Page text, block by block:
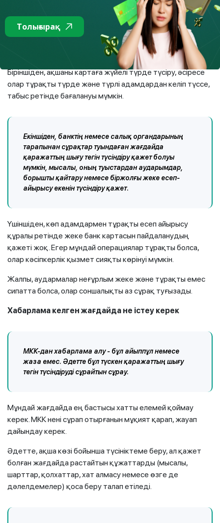
Адам кәсіпкер болмаса да, оның банктік
операциялары қалай қабылданатынын түсіну
қажет.
Біріншіден, ақшаны картаға жүйелі түрде түсіру, әсіресе
олар тұрақты түрде және түрлі адамдардан келіп түссе,
табыс ретінде бағалануы мүмкін.
Екіншіден, банктің немесе салық органдарының
тарапынан сұрақтар туындаған жағдайда
қаражаттың шығу тегін түсіндіру қажет болуы
мүмкін, мысалы, оның туыстардан аударымдар,
борышты қайтару немесе біржолғы жеке есеп-
айырысу екенін түсіндіру қажет.
Үшіншіден, көп адамдармен тұрақты есеп айырысу
құралы ретінде жеке банк картасын пайдаланудың
қажеті жоқ. Егер мұндай операциялар тұрақты болса,
олар кәсіпкерлік қызмет сияқты көрінуі мүмкін.
Жалпы, аудармалар неғұрлым жеке және тұрақты емес
сипатта болса, олар соншалықты аз сұрақ туғызады.
Хабарлама келген жағдайда не істеу керек
МКК-дан хабарлама алу - бұл айыппұл немесе
жаза емес. Әдетте бұл түскен қаражаттың шығу
тегін түсіндіруді сұрайтын сұрау.
Мұндай жағдайда ең бастысы хатты елемей қоймау
керек. МКК нені сұрап отырғанын мұқият қарап, жауап
дайындау керек.
Әдетте, ақша көзі бойынша түсініктеме беру, ал қажет
болған жағдайда растайтын құжаттарды (мысалы,
шарттар, қолхаттар, хат алмасу немесе өзге де
дәлелдемелер) қоса беру талап етіледі.
Толығырақ